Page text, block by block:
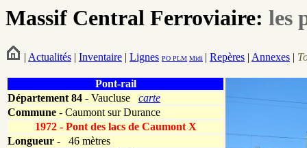
Massif Central Ferroviaire: les
| Actualités | Inventaire | Lignes PO PLM Midi | Repères | Annexes |
Pont-rail
Département84 - Vaucluse carte
Commune - Caumont sur Durance
1972 - Pont des lacs de Caumont X
Longueur -
46 mètres